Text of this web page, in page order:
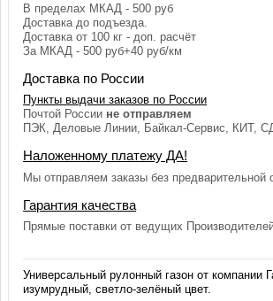
В пределах МКАД - 500 руб
Доставка до подъезда.
Доставка от 100 кг - доп. расчёт
За МКАД - 500 руб+40 руб/км
Доставка по России
Пункты выдачи заказов по России
Почтой России не отправляем
ПЭК, Деловые Линии, Байкал-Сервис, КИТ,
Наложенному платежу ДА!
Мы отправляем заказы без предварительной
Гарантия качества
Прямые поставки от ведущих
Универсальный рулонный газон от компании
изумрудный, светло-зелёный цвет.